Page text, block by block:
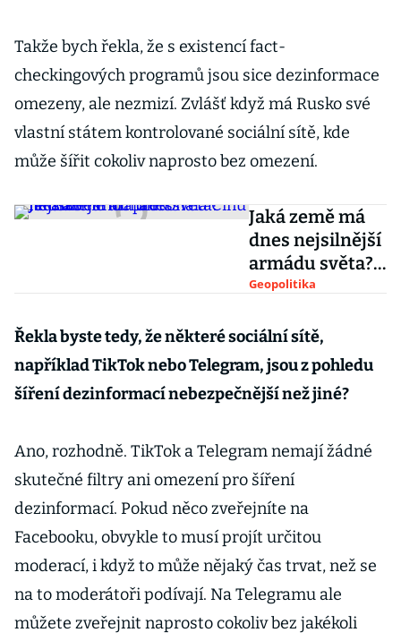
Takže bych řekla, že s existencí fact-
checkingových programů jsou sice dezinformace
omezeny, ale nezmizí. Zvlášť když má Rusko své
vlastní státem kontrolované sociální sítě, kde
může šířit cokoliv naprosto bez omezení.
Jaká země má
dnes nejsilnější
armádu světa?
Jedna velmoc
i Rusko
Geopolitika
Řekla byste tedy, že některé sociální sítě,
například TikTok nebo Telegram, jsou z pohledu
šíření dezinformací nebezpečnější než jiné?
Ano, rozhodně. TikTok a Telegram nemají žádné
skutečné filtry ani omezení pro šíření
dezinformací. Pokud něco zveřejníte na
Facebooku, obvykle to musí projít určitou
moderací, i když to může nějaký čas trvat, než se
na to moderátoři podívají. Na Telegramu ale
můžete zveřejnit naprosto cokoliv bez jakékoli